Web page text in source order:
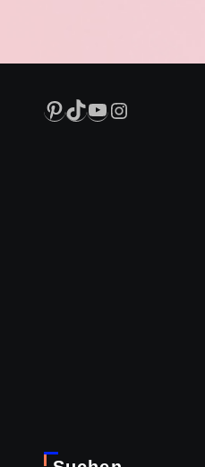
Pinterest
TikTok
YouTube
Instagram